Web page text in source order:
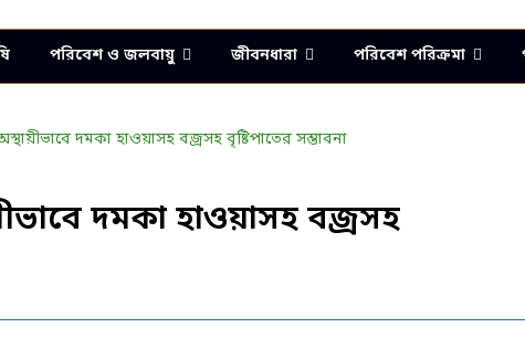
পরিবেশ ও জলবায়ু জীবনধারা পরিবেশ পরিক্রমা
দমকা হাওয়াসহ বজ্রসহ